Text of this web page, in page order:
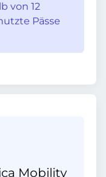
von 12
Pässe
Mobility